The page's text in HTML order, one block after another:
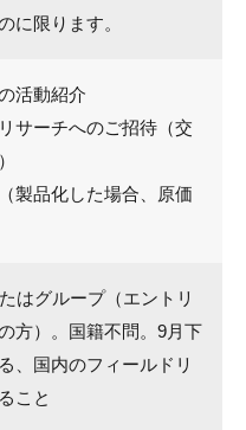
に限ります。
活動紹介
サーチへのご招待（交
製品化した場合、原価
はグループ（エントリ
方）。国籍不問。9月下
、国内のフィールドリ
こと